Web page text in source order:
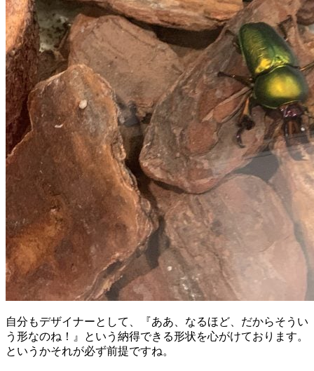
自分もデザイナーとして、『ああ、なるほど、だからそうい
う形なのね！』という納得できる形状を心がけております。
というかそれが必ず前提ですね。